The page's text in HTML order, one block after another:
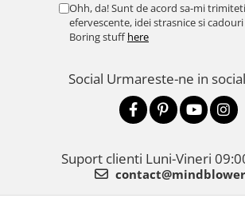
Ohh, da! Sunt de acord sa-mi
efervescente, idei strasnice si
Boring stuffhere
Social Urmareste-ne in
Suport clienti Luni-Vineri